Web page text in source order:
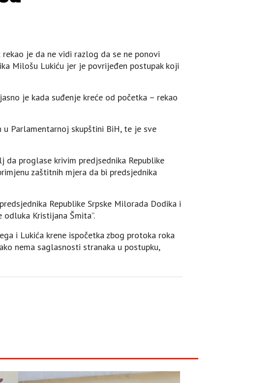
je da ne vidi razlog da se ne ponovi
Milošu Lukiću jer je povrijeđen postupak koji
je kada suđenje kreće od početka – rekao
Parlamentarnoj skupštini BiH, te je sve
da proglase krivim predjsednika Republike
zaštitnih mjera da bi predsjednika
Republike Srpske Milorada Dodika i
Kristijana Šmita”.
i Lukića krene ispočetka zbog protoka roka
nema saglasnosti stranaka u postupku,